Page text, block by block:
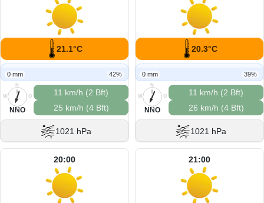
21.1°C
0 mm 42%
N
O
S
W
NNO
11 km/h (2 Bft)
25 km/h (4 Bft)
1021 hPa
20.3°C
0 mm 39%
N
O
S
W
NNO
11 km/h (2 Bft)
26 km/h (4 Bft)
1021 hPa
20:00 21:00